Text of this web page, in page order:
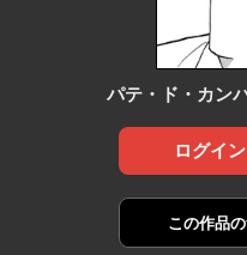
パテ・ド・カン
ログイ
この作品の